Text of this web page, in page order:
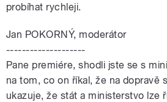
probíhat rychleji.
Jan POKORNÝ, moderátor
--------------------
Pane premiére, shodli jste se s
na tom, co on říkal, že na dopravě
ukazuje, že stát a ministerstvo lze